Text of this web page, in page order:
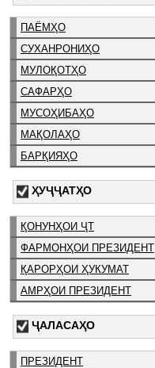
ПАЁМҲО
СУХАНРОНИҲО
МУЛОҚОТҲО
САФАРҲО
МУСОҲИБАҲО
МАҚОЛАҲО
БАРҚИЯҲО
ҲУҶҶАТҲО
ҚОНУНҲОИ ҶТ
ФАРМОНҲОИ ПРЕЗИДЕНТ
ҚАРОРҲОИ ҲУКУМАТ
АМРҲОИ ПРЕЗИДЕНТ
ҶАЛАСАҲО
ПРЕЗИДЕНТ